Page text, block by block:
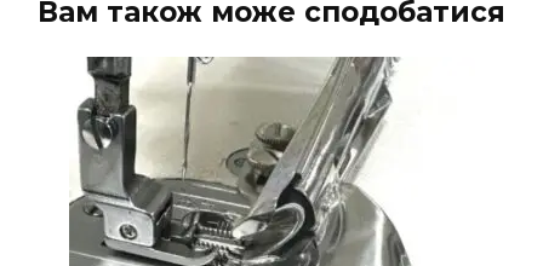
Вам також може сподобатися